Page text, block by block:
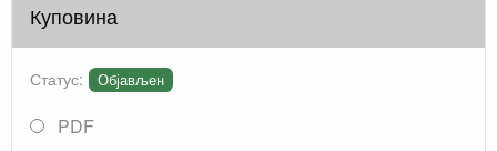
Куповина
Статус: Објављен
PDF